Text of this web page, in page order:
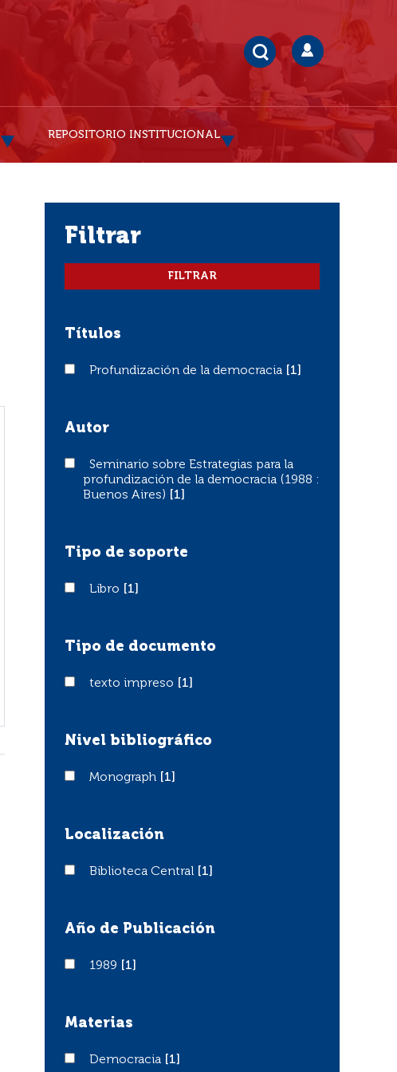
REPOSITORIO INSTITUCIONAL
filtrar
Títulos
Profundización de la democracia
Profundización de la democracia [1]
Autor
Seminario sobre Estrategias para la profundización de
Seminario sobre Estrategias para la
profundización de la democracia (1988 :
Buenos Aires)
[1]
Tipo de soporte
LibroLibro [1]
Tipo de documento
texto impreso
texto impreso [1]
Nivel bibliográfico
Monograph
Monograph [1]
Localización
Biblioteca Central
Biblioteca Central [1]
Año de Publicación
19891989 [1]
Materias
Democracia
Democracia [1]